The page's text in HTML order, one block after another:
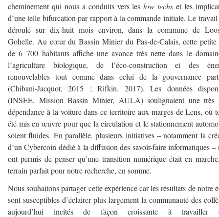
cheminement qui nous a conduits vers leslow techs et les
d’une telle bifurcation par rapport à la commande initiale. Le travail
déroulé sur dix-huit mois environ, dans la commune de
Gohelle. Au cœur du Bassin Minier du Pas-de-Calais, cette
de 6 700 habitants affiche une avance très nette dans le
l’agriculture biologique, de l’éco-construction et des
renouvelables tout comme dans celui de la gouvernance
(Chibani-Jacquot, 2015 ; Rifkin, 2017). Les données
(INSEE, Mission Bassin Minier, AULA) soulignaient une très
dépendance à la voiture dans ce territoire aux marges de Lens, où
été mis en œuvre pour que la circulation et le stationnement
soient fluides. En parallèle, plusieurs initiatives – notamment la
d’un Cybercoin dédié à la diffusion des savoir-faire informatiques –
ont permis de penser qu’une transition numérique était en
terrain parfait pour notre recherche, en somme.
Nous souhaitons partager cette expérience car les résultats de notre
sont susceptibles d’éclairer plus largement la communauté des
aujourd’hui incités de façon croissante à travailler